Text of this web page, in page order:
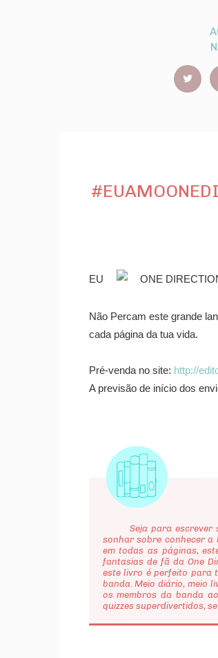
EU ONE
Não Percam este grande
cada página da tua vida.
Pré-venda no site: http://
A previsão de início dos
Seja para escrever
sonhar sobre conhecer a
em todas as páginas,
fantasias de fã da One
este livro é perfeito para
banda. Meio diário, meio
os membros da banda
quizzes superdivertidos,